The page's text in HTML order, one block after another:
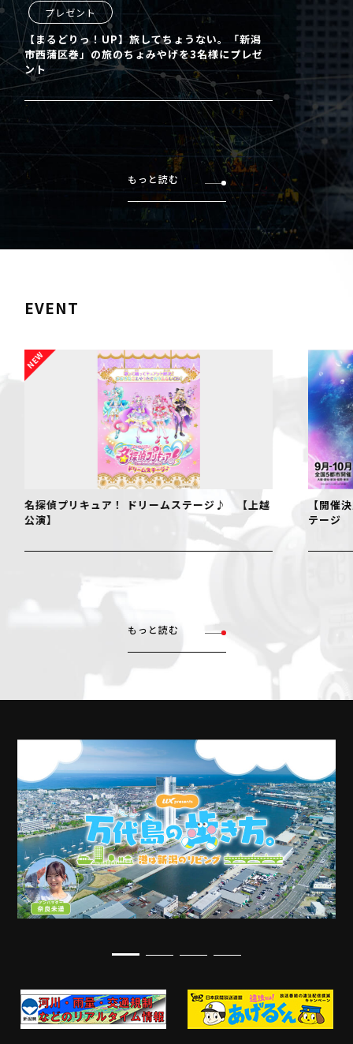
プレゼント
【まるどりっ！UP】旅してちょうない。「新潟
市西蒲区巻」の旅のちょみやげを3名様にプレゼ
ント
もっと読む
EVENT
名探偵プリキュア！ ドリームステージ♪ 【上越
公演】
【開催
テージ
もっと読む